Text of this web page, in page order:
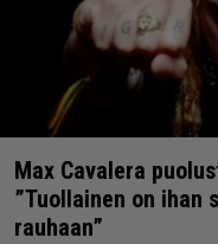
Max Cavalera
”Tuollainen on ihan
rauhaan”